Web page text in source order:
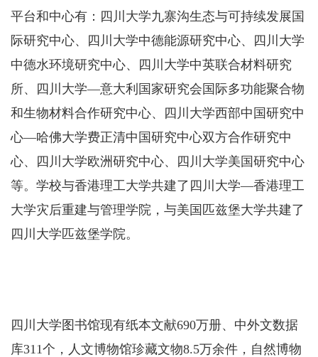
平台和中心有：四川大学九寨沟生态与可持续发展国
际研究中心、四川大学中德能源研究中心、四川大学
中德水环境研究中心、四川大学中英联合材料研究
所、四川大学—意大利国家研究会国际多功能聚合物
和生物材料合作研究中心、四川大学西部中国研究中
心—哈佛大学费正清中国研究中心双方合作研究中
心、四川大学欧洲研究中心、四川大学美国研究中心
等。学校与香港理工大学共建了四川大学—香港理工
大学灾后重建与管理学院，与美国匹兹堡大学共建了
四川大学匹兹堡学院。
四川大学图书馆现有纸本文献690万册、中外文数据
库311个，人文博物馆珍藏文物8.5万余件，自然博物